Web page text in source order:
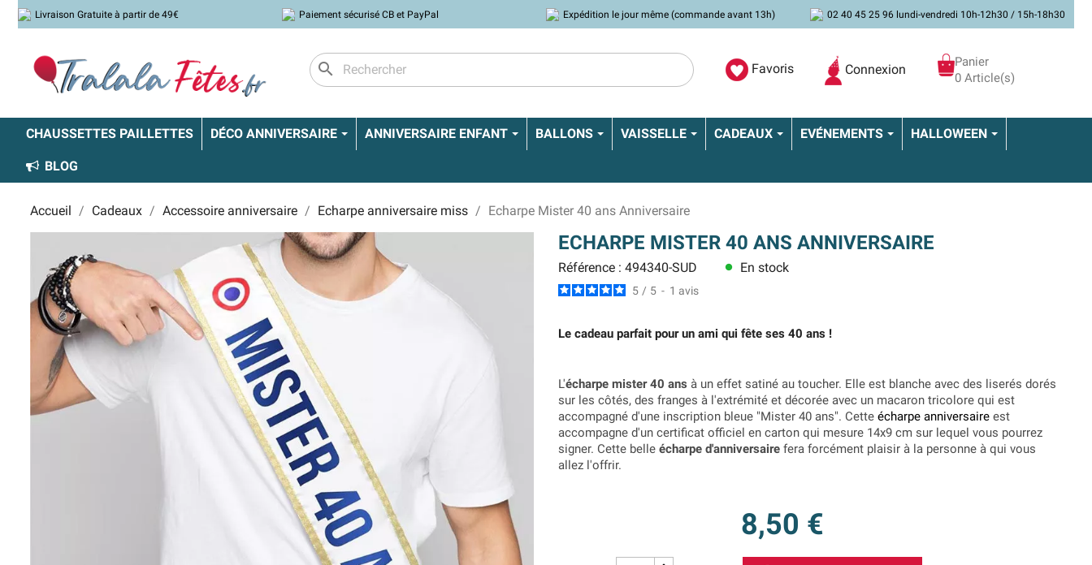
Livraison Gratuite à partir de 49€ Paiement sécurisé CB et PayPal Expédition le jour même (commande avant 13h) 02 40 45 25 96 lundi-vendredi 10h-12h30 / 15h-18h30
search Favoris Connexion
Panier
0 Article(s)
CHAUSSETTES PAILLETTES DÉCO ANNIVERSAIRE ANNIVERSAIRE ENFANT BALLONS VAISSELLE CADEAUX EVÉNEMENTS HALLOWEEN
BLOG
Accueil Cadeaux Accessoire anniversaire Echarpe anniversaire miss Echarpe Mister 40 ans Anniversaire
ECHARPE MISTER 40 ANS ANNIVERSAIRE
Référence : 494340-SUD lens En stock
5 / 5 - 1 avis
Le cadeau parfait pour un ami qui fête ses 40 ans !
L'écharpe mister 40 ans à un effet satiné au toucher. Elle est blanche avec des liserés dorés
sur les côtés, des franges à l'extrémité et décorée avec un macaron tricolore qui est
accompagné d'une inscription bleue "Mister 40 ans". Cette écharpe anniversaire est
accompagne d'un certificat officiel en carton qui mesure 14x9 cm sur lequel vous pourrez
signer. Cette belle écharpe d'anniversaire fera forcément plaisir à la personne à qui vous
allez l'offrir.
8,50 €